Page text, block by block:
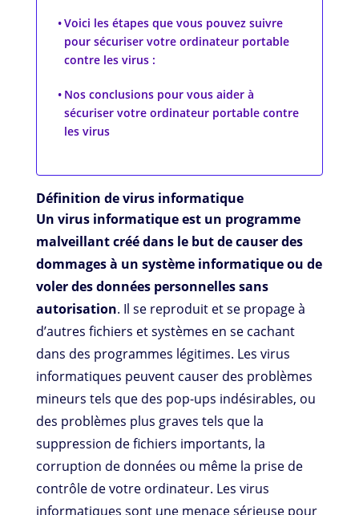
Voici les étapes que vous pouvez suivre
pour sécuriser votre ordinateur portable
contre les virus :
Nos conclusions pour vous aider à
sécuriser votre ordinateur portable contre
les virus
Définition de virus informatique
Un virus informatique est un programme
malveillant créé dans le but de causer des
dommages à un système informatique ou de
voler des données personnelles sans
autorisation. Il se reproduit et se propage à
d’autres fichiers et systèmes en se cachant
dans des programmes légitimes. Les virus
informatiques peuvent causer des problèmes
mineurs tels que des pop-ups indésirables, ou
des problèmes plus graves tels que la
suppression de fichiers importants, la
corruption de données ou même la prise de
contrôle de votre ordinateur. Les virus
informatiques sont une menace sérieuse pour